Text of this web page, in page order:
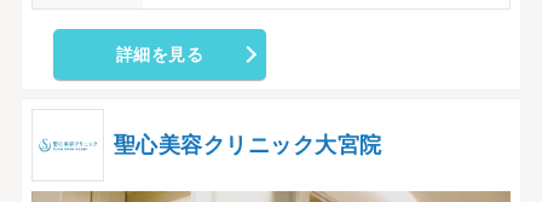
詳細を見る
聖心美容クリニック大宮院